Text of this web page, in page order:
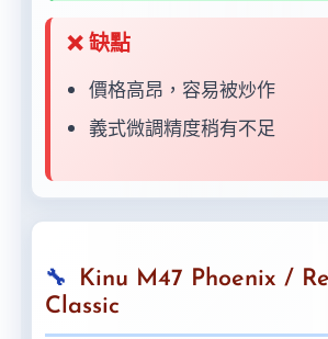
❌ 缺點
價格高昂，容易被炒作
義式微調精度稍有不足
Kinu M47 Phoenix /
Classic